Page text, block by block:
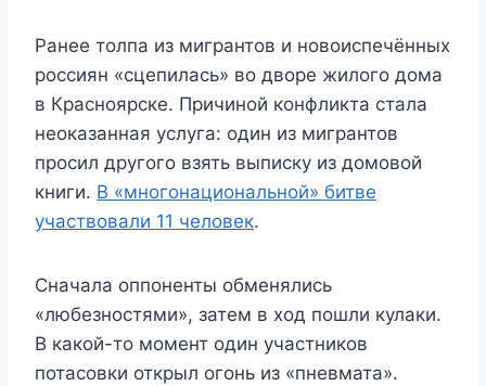
Ранее толпа из мигрантов и новоиспечённых
россиян «сцепилась» во дворе жилого дома
в Красноярске. Причиной конфликта стала
неоказанная услуга: один из мигрантов
просил другого взять выписку из домовой
книги. В «многонациональной» битве
участвовали 11 человек.
Сначала оппоненты обменялись
«любезностями», затем в ход пошли кулаки.
В какой-то момент один участников
потасовки открыл огонь из «пневмата».